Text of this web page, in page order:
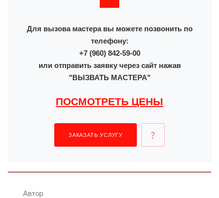
Для вызова мастера вы можете позвонить по
телефону:
+7 (960) 842-59-00
или отправить заявку через сайт нажав
"ВЫЗВАТЬ МАСТЕРА"
ПОСМОТРЕТЬ ЦЕНЫ
ЗАКАЗАТЬ УСЛУГУ
Автор